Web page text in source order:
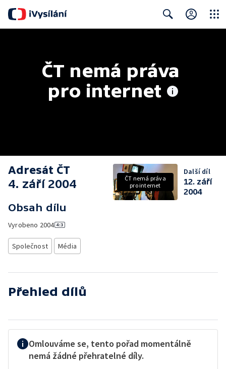
ČT nemá práva
pro internet
Adresát ČT
4. září 2004
Obsah dílu
Vyrobeno 2004
Společnost Média
ČT nemá práva
pro internet
Další díl
12. září
2004
Přehled dílů
Omlouváme se, tento pořad momentálně
nemá žádné přehratelné díly.